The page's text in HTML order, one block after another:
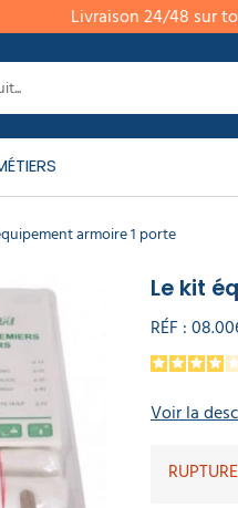
Livraison 24/48 sur
armoire 1 porte
Le kit
RÉF :
Voir la